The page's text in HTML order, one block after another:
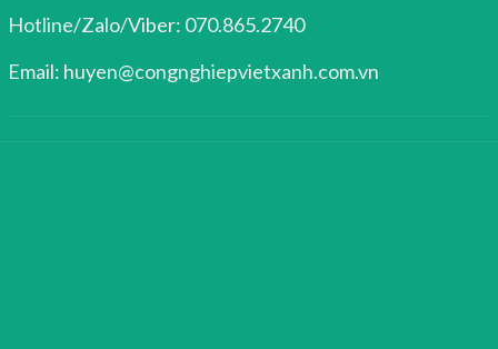
Hotline/Zalo/Viber: 070.865.2740
Email: huyen@congnghiepvietxanh.com.vn